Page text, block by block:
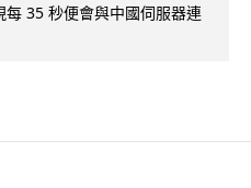
35 秒便會與中國伺服器連